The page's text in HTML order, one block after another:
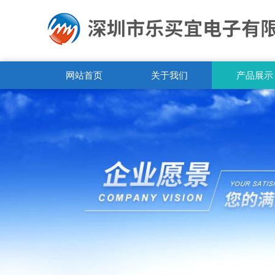
网站首页 关于我们 产品展示